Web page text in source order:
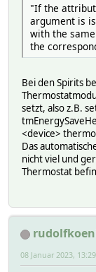
"If the
argument is
with the
the
Bei den Spirits
setzt, also z.B.
<device>
Das
nicht viel und
Thermostat
08 Januar 2023,